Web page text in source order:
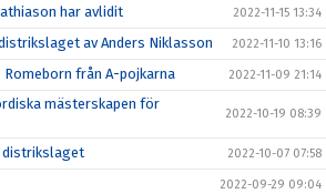
har avlidit 2022-11-15 13:34
av Anders Niklasson 2022-11-10 13:16
från A-pojkarna 2022-11-09 21:14
mästerskapen för
2022-10-19 08:39
distrikslaget 2022-10-07 07:58
2022-09-29 09:04